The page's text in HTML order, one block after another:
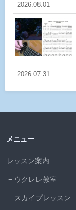
2026.08.01
2026.07.31
メニュー
レッスン案内
ウクレレ教室
スカイプレッスン